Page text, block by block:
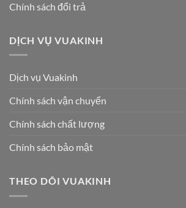
Chính sách đổi trả
DỊCH VỤ VUAKINH
Dịch vụ Vuakinh
Chính sách vận chuyển
Chính sách chất lượng
Chính sách bảo mật
THEO DÕI VUAKINH